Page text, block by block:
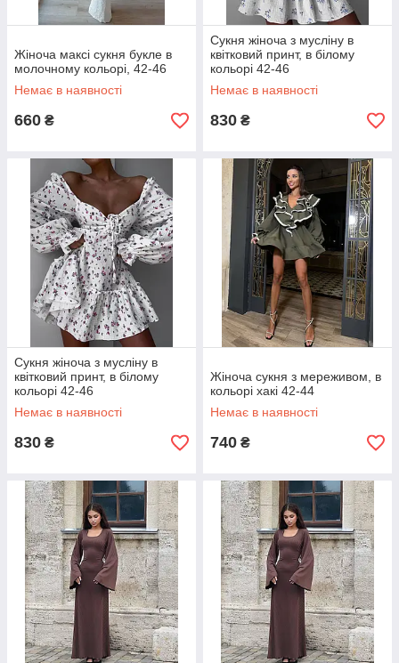
Жіноча максі сукня букле в
молочному кольорі, 42-46
Немає в наявності
660 ₴
Сукня жіноча з мусліну в
квітковий принт, в білому
кольорі 42-46
Немає в наявності
830 ₴
Сукня жіноча з мусліну в
квітковий принт, в білому
кольорі 42-46
Немає в наявності
830 ₴
Жіноча сукня з мереживом, в
кольорі хакі 42-44
Немає в наявності
740 ₴